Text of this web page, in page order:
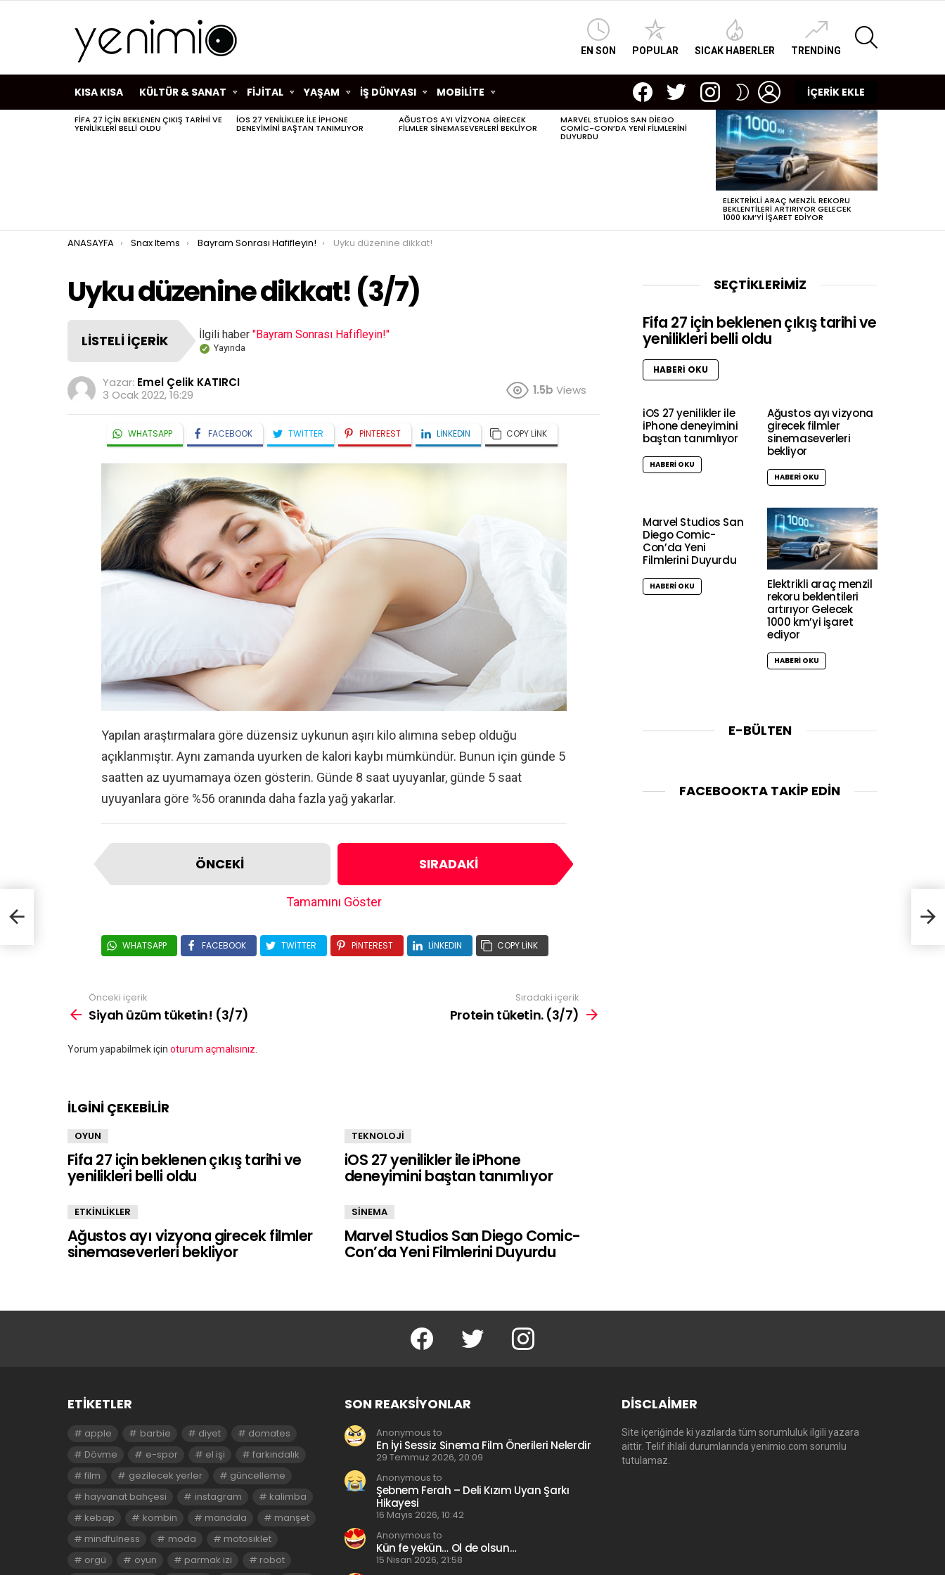
EN SON POPULAR SICAK HABERLER TRENDING
KISA KISA KÜLTÜR & SANAT FİJİTAL YAŞAM İŞ DÜNYASI MOBİLİTE
facebooktwitter instagram
SWITCH
SKIN
İÇERİK EKLE
SON
HABERLER
FIFA 27 IÇIN BEKLENEN ÇIKIŞ TARIHI VE
YENILIKLERI BELLI OLDU
IOS 27 YENILIKLER ILE IPHONE
DENEYIMINI BAŞTAN TANIMLIYOR
AĞUSTOS AYI VIZYONA GIRECEK
FILMLER SINEMASEVERLERI BEKLIYOR
MARVEL STUDIOS SAN DIEGO
COMIC-CON’DA YENI FILMLERINI
DUYURDU
ELEKTRIKLI ARAÇ MENZIL REKORU
BEKLENTILERI ARTIRIYOR GELECEK
1000 KM’YI IŞARET EDIYOR
You are here:
ANASAYFA Snax Items Bayram Sonrası Hafifleyin! Uyku düzenine dikkat!
Uyku düzenine dikkat! (3/7)
LISTELI İÇERIK İlgili haber "Bayram Sonrası Hafifleyin!"
Yayında
Yazar: Emel Çelik KATIRCI
3 Ocak 2022, 16:29
1.5b Views
WHATSAPP FACEBOOK TWITTER PINTEREST LINKEDIN COPY LINK
Yapılan araştırmalara göre düzensiz uykunun aşırı kilo alımına sebep olduğu
açıklanmıştır. Aynı zamanda uyurken de kalori kaybı mümkündür. Bunun için günde 5
saatten az uyumamaya özen gösterin. Günde 8 saat uyuyanlar, günde 5 saat
uyuyanlara göre %56 oranında daha fazla yağ yakarlar.
ÖNCEKI SIRADAKI
Tamamını Göster
WHATSAPP FACEBOOK TWITTER PINTEREST LINKEDIN COPY LINK
Önceki içerik
Siyah üzüm tüketin! (3/7)
Sıradaki içerik
Protein tüketin. (3/7)
Bir
Yorum yapabilmek için oturum açmalısınız.
İLGİNİ ÇEKEBİLİR
OYUN
Fifa 27 için beklenen çıkış tarihi ve
yenilikleri belli oldu
TEKNOLOJİ
iOS 27 yenilikler ile iPhone
deneyimini baştan tanımlıyor
ETKİNLİKLER
Ağustos ayı vizyona girecek filmler
sinemaseverleri bekliyor
SİNEMA
Marvel Studios San Diego Comic-
Con’da Yeni Filmlerini Duyurdu
SEÇTİKLERİMİZ
Fifa 27 için beklenen çıkış tarihi ve
yenilikleri belli oldu
HABERI OKU
iOS 27 yenilikler ile
iPhone deneyimini
baştan tanımlıyor
HABERI OKU
Ağustos ayı vizyona
girecek filmler
sinemaseverleri
bekliyor
HABERI OKU
Marvel Studios San
Diego Comic-
Con’da Yeni
Filmlerini Duyurdu
HABERI OKU
Elektrikli araç menzil
rekoru beklentileri
artırıyor Gelecek
1000 km’yi işaret
ediyor
HABERI OKU
E-BÜLTEN
FACEBOOKTA TAKIP EDIN
facebook twitter instagram
ETIKETLER
apple barbie diyet
domates
Dövme
e-spor el işi
farkındalık
film
gezilecek yerler
güncelleme
hayvanat bahçesi
instagram
kalimba
kebap
kombin mandala
manşet
mindfulness
moda
motosiklet
orgü
oyun parmak izi
robot
SON REAKSIYONLAR
Anonymous to
En İyi Sessiz Sinema Film Önerileri Nelerdir
29 Temmuz 2026, 20:09
Anonymous to
Şebnem Ferah – Deli Kızım Uyan Şarkı
Hikayesi
16 Mayıs 2026, 10:42
Anonymous to
Kün fe yekün… Ol de olsun…
15 Nisan 2026, 21:58
DISCLAIMER
Site içeriğinde ki yazılarda tüm sorumluluk ilgili yazara
aittir. Telif ihlali durumlarında yenimio.com sorumlu
tutulamaz.